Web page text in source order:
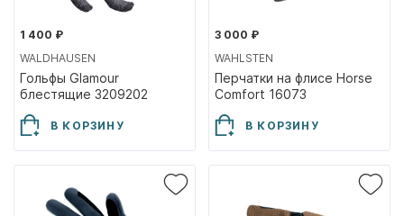
1 400 ₽
WALDHAUSEN
Гольфы Glamour
блестящие 3209202
В КОРЗИНУ
3 000 ₽
WAHLSTEN
Перчатки на флисе Horse
Comfort 16073
В КОРЗИНУ